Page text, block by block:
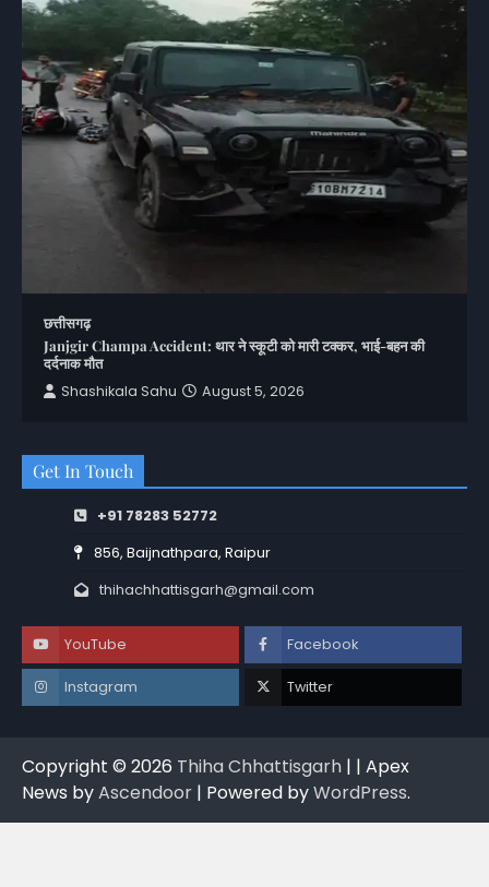
छत्तीसगढ़
Janjgir Champa Accident: थार ने स्कूटी को मारी टक्कर, भाई-बहन की
दर्दनाक मौत
Shashikala Sahu
August 5, 2026
Get In Touch
+91 78283 52772
856, Baijnathpara, Raipur
thihachhattisgarh@gmail.com
YouTube Facebook
Instagram Twitter
Copyright © 2026 Thiha Chhattisgarh | | Apex
News byAscendoor | Powered byWordPress.